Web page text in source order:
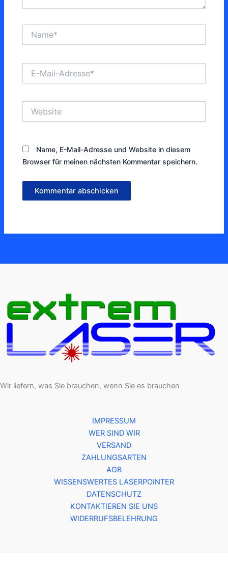
Mail-
Name, E-Mail-Adresse und Website in diesem
Browser für meinen nächsten Kommentar speichern.
Wir liefern, was Sie brauchen, wenn Sie es brauchen
IMPRESSUM
WER SIND WIR
VERSAND
ZAHLUNGSARTEN
AGB
WISSENSWERTES LASERPOINTER
DATENSCHUTZ
KONTAKTIEREN SIE UNS
WIDERRUFSBELEHRUNG